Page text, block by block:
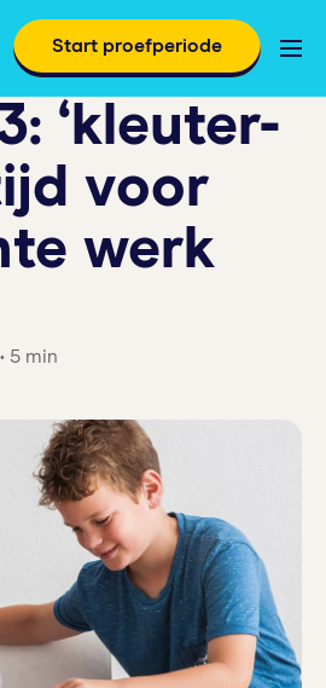
Start proefperiode
‘kleuter-
voor
werk
5 min